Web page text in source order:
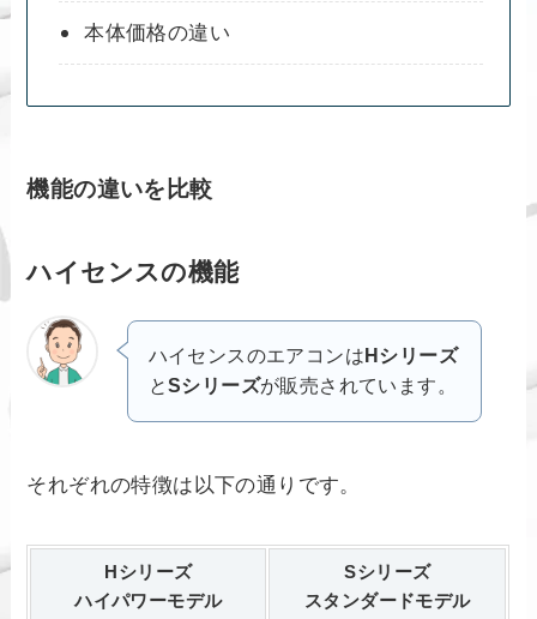
本体価格の違い
機能の違いを比較
ハイセンスの機能
ハイセンスのエアコンは Hシリーズ
とSシリーズが販売されています。
それぞれの特徴は以下の通りです。
Hシリーズ
ハイパワーモデル
Sシリーズ
スタンダードモデル